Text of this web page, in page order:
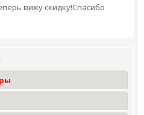
вижу скидку!Спасибо